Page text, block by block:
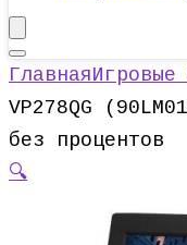
ГлавнаяИгровые
VP278QG
без процентов
🔍